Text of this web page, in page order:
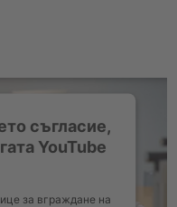
съгласие,
YouTube
за вграждане на